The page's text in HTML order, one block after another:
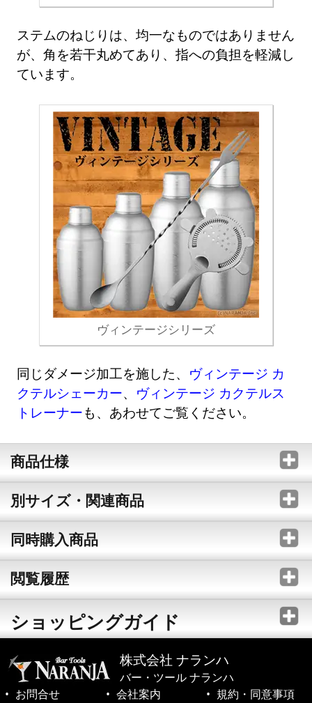
ステムのねじりは、均一なものではありません
が、角を若干丸めてあり、指への負担を軽減し
ています。
ヴィンテージシリーズ
同じダメージ加工を施した、 ヴィンテージ カ
クテルシェーカー、 ヴィンテージ カクテルス
トレーナーも、あわせてご覧ください。
商品仕様
別サイズ・関連商品
同時購入商品
閲覧履歴
ショッピングガイド
株式会社 ナランハ
バー・ツール ナランハ
お問合せ
会社案内 規約・同意事項